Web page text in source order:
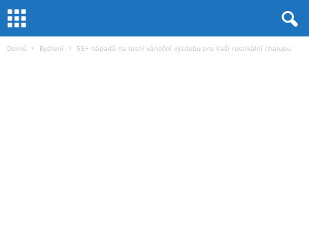
Domů Bydlení 55+ nápadů na lesní vánoční výzdobu pro Vaši rustikální chalupu